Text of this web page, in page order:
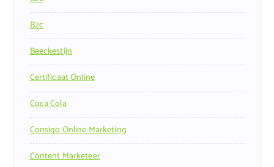
B2c
Beeckestijn
Certificaat Online
Coca Cola
Consigo Online Marketing
Content Marketeer